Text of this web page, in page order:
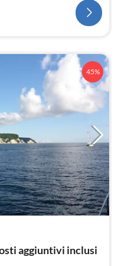
45%
aggiuntivi inclusi